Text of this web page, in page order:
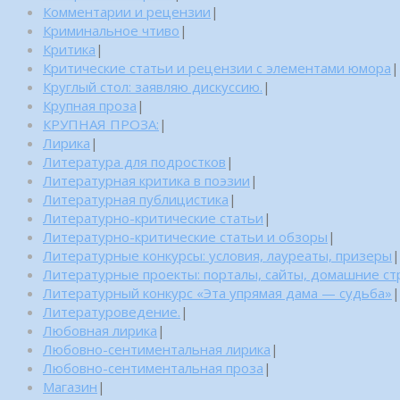
Комментарии и рецензии |
Криминальное чтиво |
Критика |
Критические статьи и рецензии с элементами юмора |
Круглый стол: заявляю дискуссию. |
Крупная проза |
КРУПНАЯ ПРОЗА: |
Лирика |
Литература для подростков |
Литературная критика в поэзии |
Литературная публицистика |
Литературно-критические статьи |
Литературно-критические статьи и обзоры |
Литературные конкурсы: условия, лауреаты, призеры |
Литературные проекты: порталы, сайты, домашние
Литературный конкурс «Эта упрямая дама — судьба» |
Литературоведение. |
Любовная лирика |
Любовно-сентиментальная лирика |
Любовно-сентиментальная проза |
Магазин |